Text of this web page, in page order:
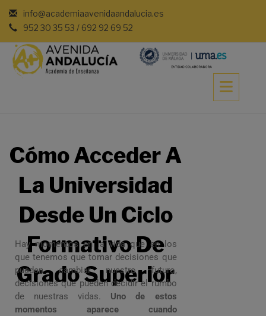
info@academiaavenidaandalucia.es
952 30 35 53 / 692 92 69 52
Cómo Acceder A
La Universidad
Desde Un Ciclo
Formativo De
Grado Superior
Hay momentos en la vida que en los
que tenemos que tomar decisiones que
pueden cambiar nuestro futuro,
decisiones que pueden decidir el rumbo
de nuestras vidas. Uno de estos
momentos aparece cuando